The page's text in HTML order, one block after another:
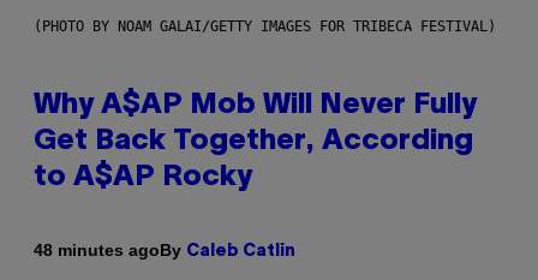
(PHOTO BY NOAM GALAI/GETTY IMAGES FOR TRIBECA FESTIVAL)
Why A$AP Mob Will Never Fully
Get Back Together, According
to A$AP Rocky
48 minutes agoBy Caleb Catlin